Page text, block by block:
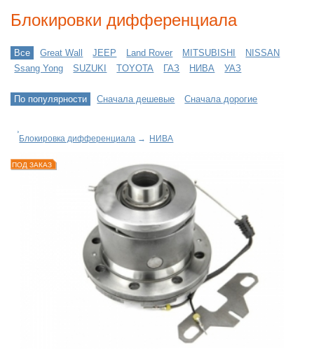
Блокировки дифференциала
Все Great Wall JEEP Land Rover MITSUBISHI
NISSAN
Ssang Yong
SUZUKI TOYOTA ГАЗ НИВА УАЗ
По популярности Сначала дешевые Сначала дорогие
Блокировка дифференциала → НИВА
ПОД ЗАКАЗ